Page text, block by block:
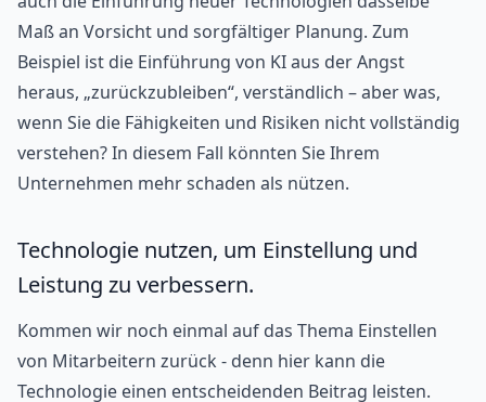
Maß an Vorsicht und sorgfältiger Planung. Zum
Beispiel ist die Einführung von KI aus der Angst
heraus, „zurückzubleiben“, verständlich – aber was,
wenn Sie die Fähigkeiten und Risiken nicht vollständig
verstehen? In diesem Fall könnten Sie Ihrem
Unternehmen mehr schaden als nützen.
Technologie nutzen, um Einstellung und
Leistung zu verbessern.
Kommen wir noch einmal auf das Thema Einstellen
von Mitarbeitern zurück - denn hier kann die
Technologie einen entscheidenden Beitrag leisten.